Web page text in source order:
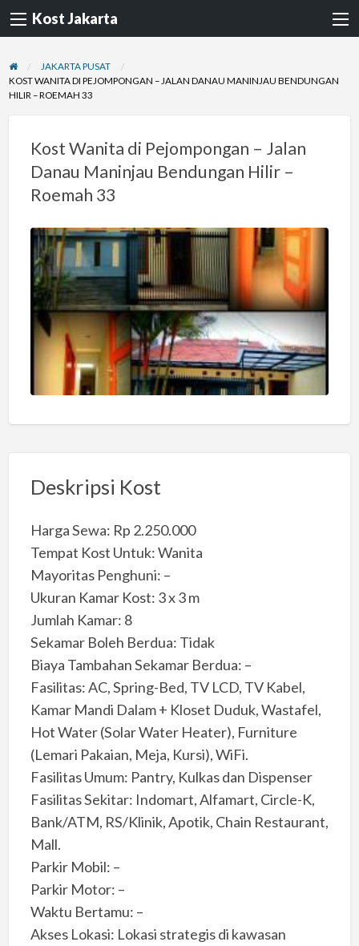
Kost Jakarta
JAKARTA PUSAT
KOST WANITA DI PEJOMPONGAN – JALAN DANAU MANINJAU BENDUNGAN
HILIR – ROEMAH 33
Kost Wanita di Pejompongan – Jalan
Danau Maninjau Bendungan Hilir –
Roemah 33
Deskripsi Kost
Harga Sewa: Rp 2.250.000
Tempat Kost Untuk: Wanita
Mayoritas Penghuni: –
Ukuran Kamar Kost: 3 x 3 m
Jumlah Kamar: 8
Sekamar Boleh Berdua: Tidak
Biaya Tambahan Sekamar Berdua: –
Fasilitas: AC, Spring-Bed, TV LCD, TV Kabel,
Kamar Mandi Dalam + Kloset Duduk, Wastafel,
Hot Water (Solar Water Heater), Furniture
(Lemari Pakaian, Meja, Kursi), WiFi.
Fasilitas Umum: Pantry, Kulkas dan Dispenser
Fasilitas Sekitar: Indomart, Alfamart, Circle-K,
Bank/ATM, RS/Klinik, Apotik, Chain Restaurant,
Mall.
Parkir Mobil: –
Parkir Motor: –
Waktu Bertamu: –
Akses Lokasi: Lokasi strategis di kawasan